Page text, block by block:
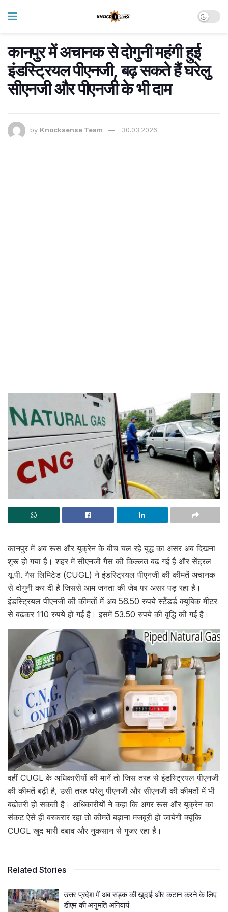
कानपुर में अचानक से दोगुनी महंगी हुई
इंडस्ट्रियल पीएनजी, बढ़ सकते हैं घरेलु
सीएनजी और पीएनजी के भी दाम
by Knocksense Team 30.03.2026
कानपुर में अब रूस और यूक्रेन के बीच चल रहे युद्ध का असर अब दिखना
शुरू हो गया है। शहर में सीएनजी गैस की किल्लत बढ़ गई है और सेंट्रल
यू.पी. गैस लिमिटेड (CUGL) ने इंडस्ट्रियल पीएनजी की कीमतें अचानक
से दोगुनी कर दी है जिससे आम जनता की जेब पर असर पड़ रहा है।
इंडस्ट्रियल पीएनजी की कीमतों में अब 56.50 रुपये स्टैंडर्ड क्यूबिक मीटर
से बढ़कर 110 रुपये हो गई है। इसमें 53.50 रुपये की वृद्धि की गई है।
वहीं CUGL के अधिकारीयों की मानें तो जिस तरह से इंडस्ट्रियल पीएनजी
की कीमतें बढ़ी है, उसी तरह घरेलु पीएनजी और सीएनजी की कीमतों में भी
बढ़ोतरी हो सकती है। अधिकारीयों ने कहा कि अगर रूस और यूक्रेन का
संकट ऐसे ही बरकरार रहा तो कीमतें बढ़ाना मजबूरी हो जायेगी क्यूंकि
CUGL खुद भारी दबाव और नुकसान से गुजर रहा है।
Related Stories
उत्तर प्रदेश में अब सड़क की खुदाई और कटान करने के लिए
डीएम की अनुमति अनिवार्य